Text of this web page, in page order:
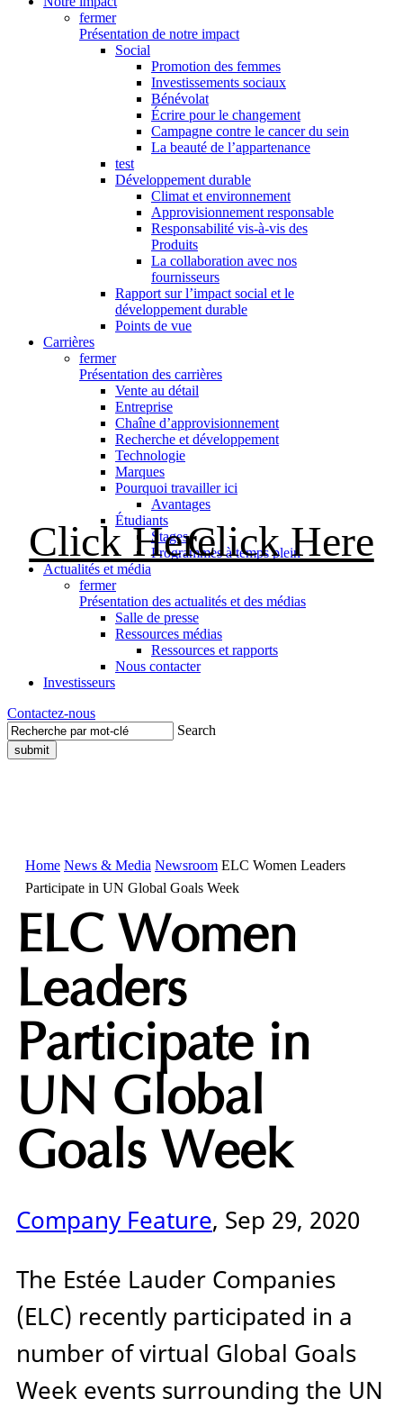
fermer
Présentation de notre impact
Social
Promotion des femmes
Investissements sociaux
Bénévolat
Écrire pour le changement
Campagne contre le cancer du sein
La beauté de l’appartenance
test
Développement durable
Climat et environnement
Approvisionnement responsable
Responsabilité vis-à-vis des
Produits
La collaboration avec nos
fournisseurs
Rapport sur l’impact social et le
développement durable
Points de vue
Carrières
fermer
Présentation des carrières
Vente au détail
Entreprise
Chaîne d’approvisionnement
Recherche et développement
Technologie
Marques
Pourquoi travailler ici
Avantages
Étudiants
Stages
Programmes à temps plein
Actualités et média
fermer
Présentation des actualités et des médias
Salle de presse
Ressources médias
Ressources et rapports
Nous contacter
Investisseurs
Contactez-nous
Search
Home News & Media Newsroom ELC Women Leaders
Participate in UN Global Goals Week
ELC Women
Leaders
Participate in
UN Global
Goals Week
Company Feature, Sep 29, 2020
The Estée Lauder Companies
(ELC) recently participated in a
number of virtual Global Goals
Week events surrounding the UN
Click HereClick Here